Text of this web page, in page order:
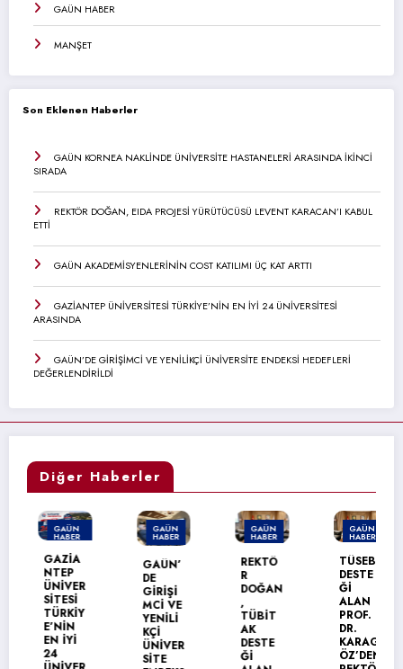
GAÜN HABER
MANŞET
Son Eklenen Haberler
GAÜN KORNEA NAKLİNDE ÜNİVERSİTE HASTANELERİ ARASINDA İKİNCİ
SIRADA
REKTÖR DOĞAN, EIDA PROJESİ YÜRÜTÜCÜSÜ LEVENT KARACAN’I KABUL
ETTİ
GAÜN AKADEMİSYENLERİNİN COST KATILIMI ÜÇ KAT ARTTI
GAZİANTEP ÜNİVERSİTESİ TÜRKİYE’NİN EN İYİ 24 ÜNİVERSİTESİ
ARASINDA
GAÜN’DE GİRİŞİMCİ VE YENİLİKÇİ ÜNİVERSİTE ENDEKSİ HEDEFLERİ
DEĞERLENDİRİLDİ
Diğer Haberler
GAÜN
HABER
MANŞET
GAZİA
NTEP
ÜNİVER
SİTESİ
TÜRKİY
E’NİN
EN İYİ
24
GAÜN
HABER
GAÜN’
DE
GİRİŞİ
MCİ VE
YENİLİ
KÇİ
ÜNİVER
SİTE
GAÜN
HABER
REKTÖ
DOĞAN
TÜBİT
AK
DESTE
Ğİ
GAÜN
HABER
TÜSEB
DESTE
Ğİ
ALAN
PROF.
DR.
KARAG
ÖZ’DEN